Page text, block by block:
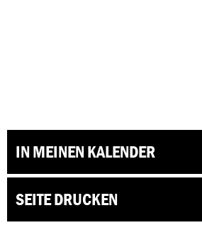
IN MEINEN KALENDER
SEITE DRUCKEN